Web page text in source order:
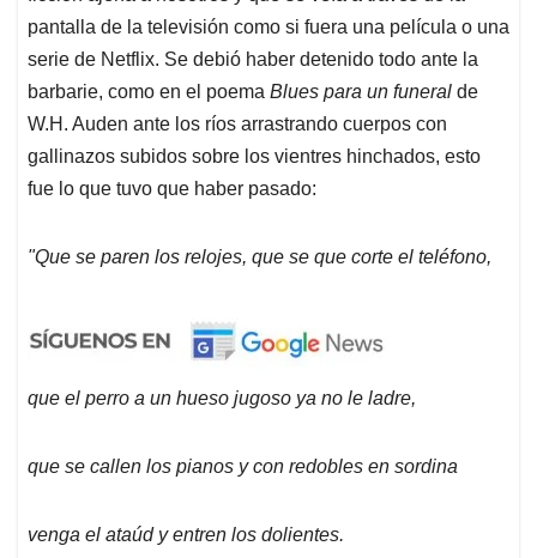
pantalla de la televisión como si fuera una película o una
serie de Netflix. Se debió haber detenido todo ante la
barbarie, como en el poema Blues para un funeral de
W.H. Auden ante los ríos arrastrando cuerpos con
gallinazos subidos sobre los vientres hinchados, esto
fue lo que tuvo que haber pasado:
"Que se paren los relojes, que se que corte el teléfono,
que el perro a un hueso jugoso ya no le ladre,
que se callen los pianos y con redobles en sordina
venga el ataúd y entren los dolientes.